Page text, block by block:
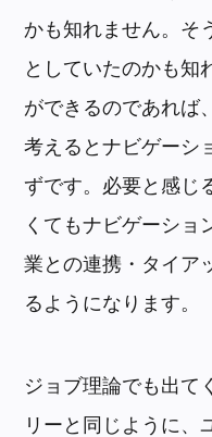
かも知れません。そ
としていたのかも知
ができるのであれば
考えるとナビゲーシ
ずです。必要と感じ
くてもナビゲーショ
業との連携・タイア
るようになります。
ジョブ理論でも出て
リーと同じように、